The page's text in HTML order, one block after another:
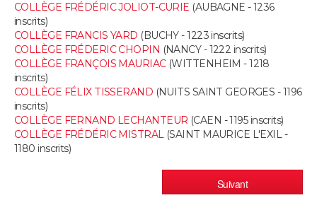
COLLÈGE FRÉDÉRIC JOLIOT-CURIE (AUBAGNE - 1236
inscrits)
COLLÈGE FRANCIS YARD (BUCHY - 1223 inscrits)
COLLÈGE FRÉDERIC CHOPIN (NANCY - 1222 inscrits)
COLLÈGE FRANÇOIS MAURIAC (WITTENHEIM - 1218
inscrits)
COLLÈGE FÉLIX TISSERAND (NUITS SAINT GEORGES - 1196
inscrits)
COLLÈGE FERNAND LECHANTEUR (CAEN - 1195 inscrits)
COLLÈGE FRÉDÉRIC MISTRAL (SAINT MAURICE L'EXIL -
1180 inscrits)
Suivant